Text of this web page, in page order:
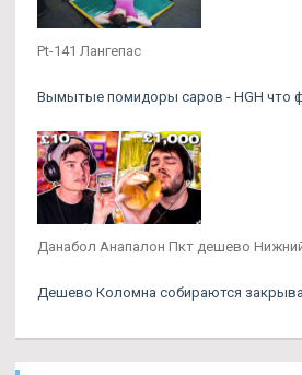
Pt-141 Лангепас
Вымытые помидоры саров - HGH что
Данабол Анапалон Пкт дешево
Дешево Коломна собираются